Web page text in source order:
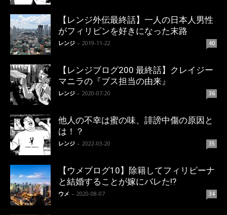
【レンジ外伝最終話】一人の日本人男性
がフィリピンを好きになった末路
レンジ - 2019-11-22 40
【レンジブログ200 最終話】クレイジー
マニラの『ブス担当の由来』
レンジ - 2020-07-20 36
他人の不幸は蜜の味、誹謗中傷の原因と
は！？
レンジ - 2022-03-20 35
【ウメブログ10】除籍してフィリピーナ
と結婚することが嫁にバレた!?
ウメ - 2020-08-07 34